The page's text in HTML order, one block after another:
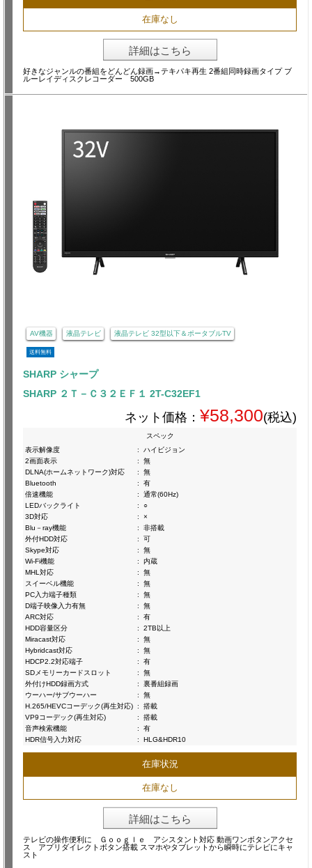
在庫なし
詳細はこちら
好きなジャンルの番組をどんどん録画→テキパキ再生 2番組同時録画タイプ ブ
ルーレイディスクレコーダー 500GB
AV機器 液晶テレビ 液晶テレビ 32型以下＆ポータブルTV
送料無料
SHARP シャープ
SHARP ２Ｔ－Ｃ３２ＥＦ１ 2T-C32EF1
ネット価格： ¥58,300(税込)
スペック
表示解像度
:
ハイビジョン
2画面表示
:
無
DLNA(ホームネットワーク)対応
:
無
Bluetooth
:
有
倍速機能
:
通常(60Hz)
LEDバックライト
:
○
3D対応
:
×
Blu－ray機能
:
非搭載
外付HDD対応
:
可
Skype対応
:
無
Wi-Fi機能
:
内蔵
MHL対応
:
無
スイーベル機能
:
無
PC入力端子種類
:
無
D端子映像入力有無
:
無
ARC対応
:
有
HDD容量区分
:
2TB以上
Miracast対応
:
無
Hybridcast対応
:
無
HDCP2.2対応端子
:
有
SDメモリーカードスロット
:
無
外付けHDD録画方式
:
裏番組録画
ウーハー/サブウーハー
:
無
H.265/HEVCコーデック(再生対応) :
搭載
VP9コーデック(再生対応)
:
搭載
音声検索機能
:
有
HDR信号入力対応
: HLG&HDR10
在庫状況
在庫なし
詳細はこちら
テレビの操作便利に Ｇｏｏｇｌｅ アシスタント対応 動画ワンボタンアクセ
ス アプリダイレクトボタン搭載 スマホやタブレットから瞬時にテレビにキャ
スト